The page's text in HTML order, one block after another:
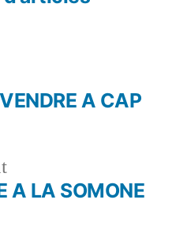
Article
précédent :
A LA SOMONE
:
A CAP